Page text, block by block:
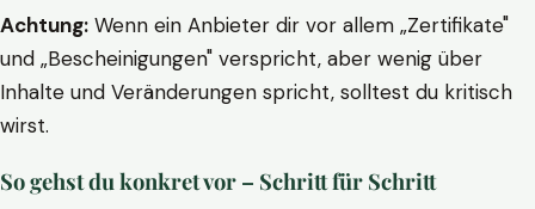
Achtung: Wenn ein Anbieter dir vor allem „Zertifikate"
und „Bescheinigungen" verspricht, aber wenig über
Inhalte und Veränderungen spricht, solltest du kritisch
wirst.
So gehst du konkret vor – Schritt für Schritt